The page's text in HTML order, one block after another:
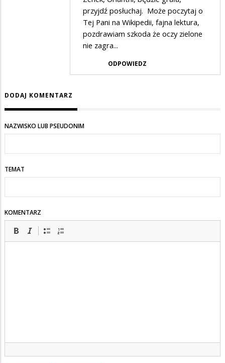
przyjdź posłuchaj. Może poczytaj o
Tej Pani na Wikipedii, fajna lektura,
pozdrawiam szkoda że oczy zielone
nie zagra...
ODPOWIEDZ
DODAJ KOMENTARZ
NAZWISKO LUB PSEUDONIM
TEMAT
KOMENTARZ